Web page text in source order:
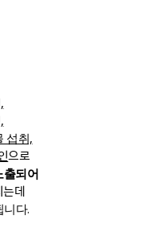
섭취,
으로
출되어
데
니다.